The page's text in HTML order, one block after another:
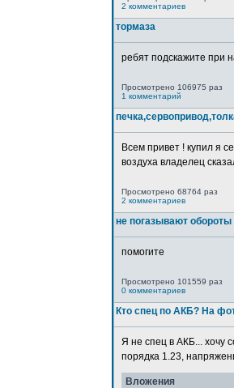
2 комментариев
тормаза
ребят подскажите при
Просмотрено 106975 раз
1 комментарий
Всем привет ! купил я
воздуха владелец
Просмотрено 68764 раз
2 комментариев
не погазывают обороты
помогите
Просмотрено 101559 раз
0 комментариев
Кто спец по АКБ? На
Я не спец в АКБ... хочу
порядка 1.23,
Вложения